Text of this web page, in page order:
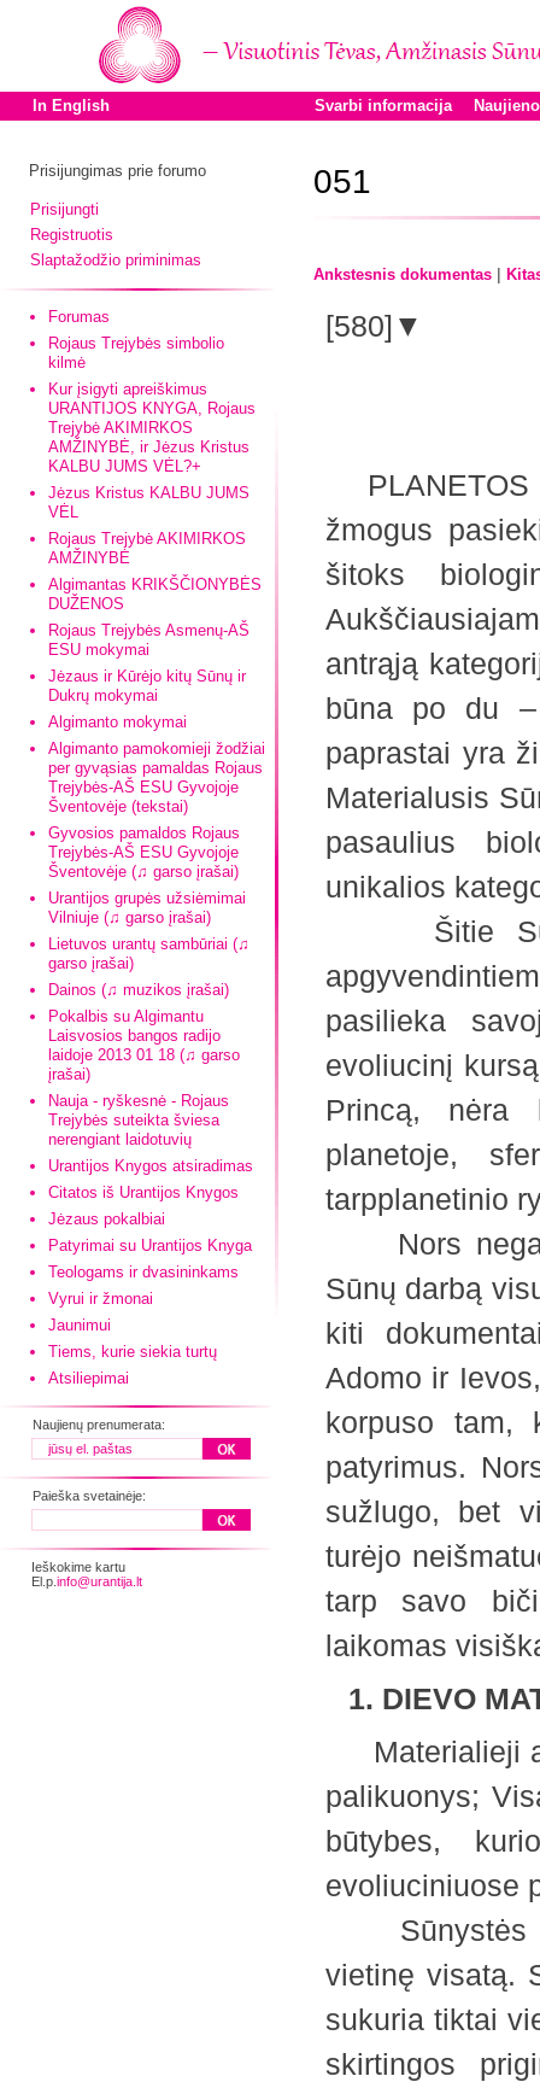
In English Svarbi informacija
Prisijungimas prie forumo
Prisijungti
Registruotis
Slaptažodžio priminimas
Forumas
Rojaus Trejybės simbolio
kilmė
Kur įsigyti apreiškimus
URANTIJOS KNYGA, Rojaus
Trejybė AKIMIRKOS
AMŽINYBĖ, ir Jėzus Kristus
KALBU JUMS VĖL?+
Jėzus Kristus KALBU JUMS
VĖL
Rojaus Trejybė AKIMIRKOS
AMŽINYBĖ
Algimantas KRIKŠČIONYBĖS
DUŽENOS
Rojaus Trejybės Asmenų-AŠ
ESU mokymai
Jėzaus ir Kūrėjo kitų Sūnų ir
Dukrų mokymai
Algimanto mokymai
Algimanto pamokomieji žodžiai
per gyvąsias pamaldas Rojaus
Trejybės-AŠ ESU Gyvojoje
Šventovėje (tekstai)
Gyvosios pamaldos Rojaus
Trejybės-AŠ ESU Gyvojoje
Šventovėje (♫ garso įrašai)
Urantijos grupės užsiėmimai
Vilniuje (♫ garso įrašai)
Lietuvos urantų sambūriai (♫
garso įrašai)
Dainos (♫ muzikos įrašai)
Pokalbis su Algimantu
Laisvosios bangos radijo
laidoje 2013 01 18 (♫ garso
įrašai)
Nauja - ryškesnė - Rojaus
Trejybės suteikta šviesa
nerengiant laidotuvių
Urantijos Knygos atsiradimas
Citatos iš Urantijos Knygos
Jėzaus pokalbiai
Patyrimai su Urantijos Knyga
Teologams ir dvasininkams
Vyrui ir žmonai
Jaunimui
Tiems, kurie siekia turtų
Atsiliepimai
Naujienų prenumerata:
Paieška svetainėje:
Ieškokime kartu
El.p. info@urantija.lt
051
Ankstesnis dokumentas |
[580]▼
PLANETOS
žmogus
šitoks
antrąją
būna po du
paprastai yra
Materialusis
pasaulius
unikalios
Šitie
pasilieka
evoliucinį
Princą, nėra
planetoje,
tarpplanetinio
Nors
Sūnų darbą
kiti
Adomo ir
korpuso tam,
patyrimus.
sužlugo, bet
turėjo
tarp savo
laikomas
1. DIEVO
Materialieji
palikuonys;
būtybes,
evoliuciniuose
Sūnystės
vietinę visatą.
sukuria tiktai
skirtingos